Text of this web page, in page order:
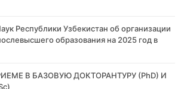
Республики Узбекистан об организации
образования на 2025 год в
В БАЗОВУЮ ДОКТОРАНТУРУ (PhD) И